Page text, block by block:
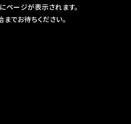
ページが表示されます。
でお待ちください。